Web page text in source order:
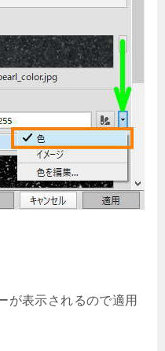
が表示されるので適用